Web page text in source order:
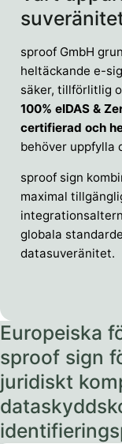
sproof GmbH
heltäckande e-
säker, tillförlitlig
100% eIDAS &
certifierad och
behöver uppfylla
sproof sign
maximal
globala
datasuveränitet.
Europeiska
sproof sign
juridiskt